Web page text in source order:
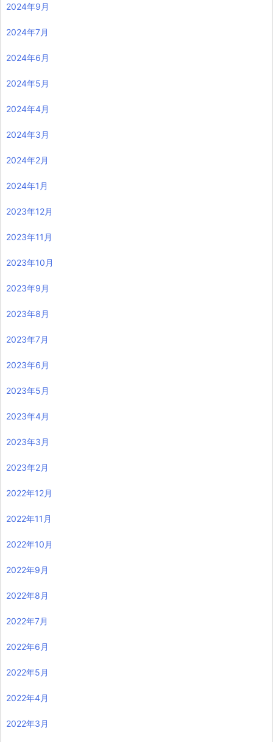
2024年9月
2024年7月
2024年6月
2024年5月
2024年4月
2024年3月
2024年2月
2024年1月
2023年12月
2023年11月
2023年10月
2023年9月
2023年8月
2023年7月
2023年6月
2023年5月
2023年4月
2023年3月
2023年2月
2022年12月
2022年11月
2022年10月
2022年9月
2022年8月
2022年7月
2022年6月
2022年5月
2022年4月
2022年3月